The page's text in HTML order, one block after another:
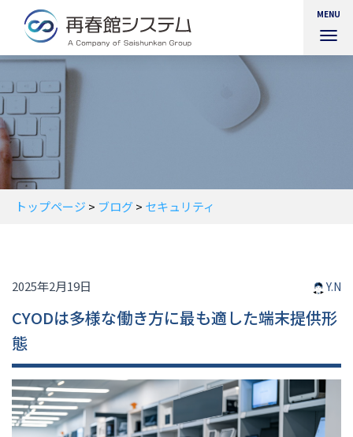
MENU
トップページ > ブログ> セキュリティ
2025年2月19日 Y.N
CYODは多様な働き方に最も適した端末提供形
態